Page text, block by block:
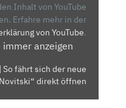
Inhalt von YouTube
Erfahre mehr in der
von YouTube.
immer anzeigen
fährt sich der neue
direkt öffnen